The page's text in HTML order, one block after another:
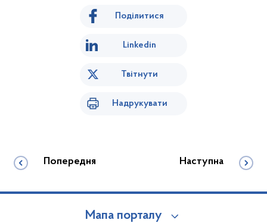
Поділитися
Linkedin
Твітнути
Надрукувати
Попередня Наступна
Мапа порталу